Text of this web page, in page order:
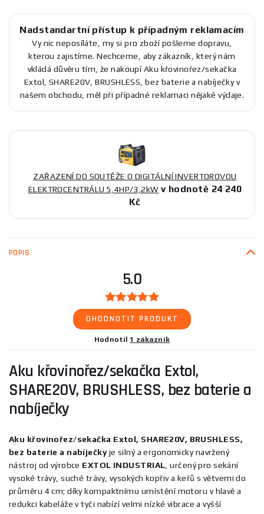
Nadstandartní přístup k případným reklamacím
Vy nic neposíláte, my si pro zboží pošleme dopravu,
kterou zajistíme. Nechceme, aby zákazník, který nám
vkládá důvěru tím, že nakoupí Aku křovinořez/sekačka
Extol, SHARE20V, BRUSHLESS, bez baterie a nabíječky v
našem obchodu, měl při případné reklamaci nějaké výdaje.
ZAŘAZENÍ DO SOUTĚŽE O DIGITÁLNÍ INVERTOROVOU
ELEKTROCENTRÁLU 5,4HP/3,2kW v hodnotě 24 240
Kč
POPIS
5.0
OHODNOTIT PRODUKT
Hodnotil 1 zákazník
Aku křovinořez/sekačka Extol,
SHARE20V, BRUSHLESS, bez baterie a
nabíječky
Aku křovinořez/sekačka Extol, SHARE20V, BRUSHLESS,
bez baterie a nabíječkyje silný a ergonomicky navržený
nástroj od výrobce EXTOL INDUSTRIAL , určený pro sekání
vysoké trávy, suché trávy, vysokých kopřiv a keřů s větvemi do
průměru 4 cm; díky kompaktnímu umístění motoru v hlavě a
redukci kabeláže v tyči nabízí velmi nízké vibrace a vyšší